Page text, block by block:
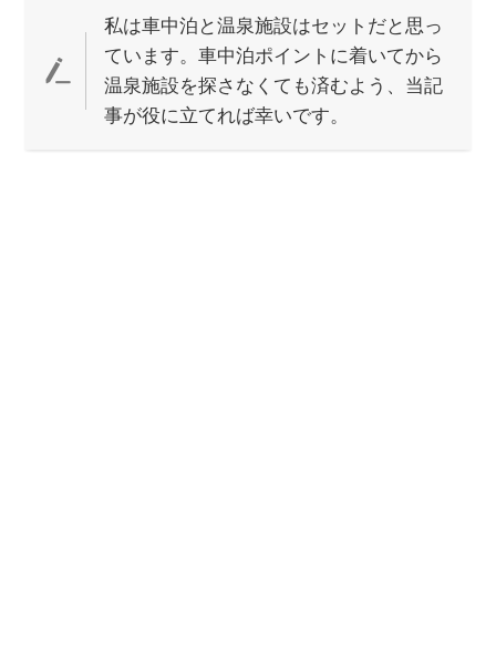
私は車中泊と温泉施設はセットだと思っ
ています。車中泊ポイントに着いてから
温泉施設を探さなくても済むよう、当記
事が役に立てれば幸いです。